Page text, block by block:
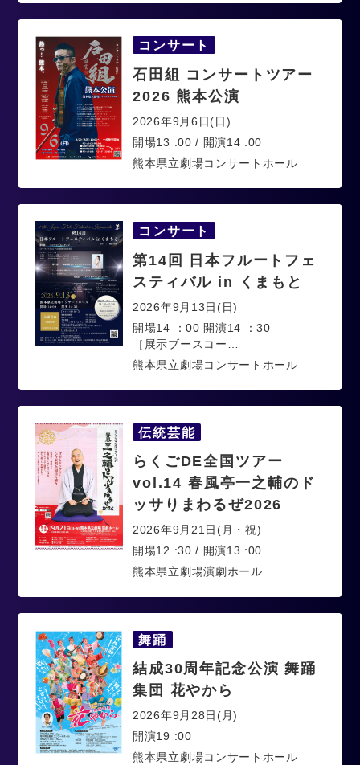
コンサート
石田組 コンサートツアー
2026 熊本公演
2026年9月6日(日)
開場13 :00 / 開演14 :00
熊本県立劇場コンサートホール
コンサート
第14回 日本フルートフェ
スティバル in くまもと
2026年9月13日(日)
開場14 ：00 開演14 ：30
［展示ブースコー…
熊本県立劇場コンサートホール
伝統芸能
らくごDE全国ツアー
vol.14 春風亭一之輔のド
ッサりまわるぜ2026
2026年9月21日(月・祝)
開場12 :30 / 開演13 :00
熊本県立劇場演劇ホール
舞踊
結成30周年記念公演 舞踊
集団 花やから
2026年9月28日(月)
開演19 :00
熊本県立劇場コンサートホール